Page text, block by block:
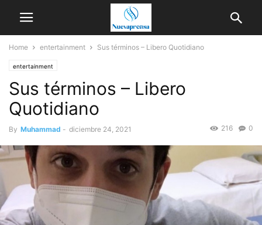
Home entertainment Sus términos – Libero Quotidiano
entertainment
Sus términos – Libero
Quotidiano
By Muhammad - diciembre 24, 2021 0
216